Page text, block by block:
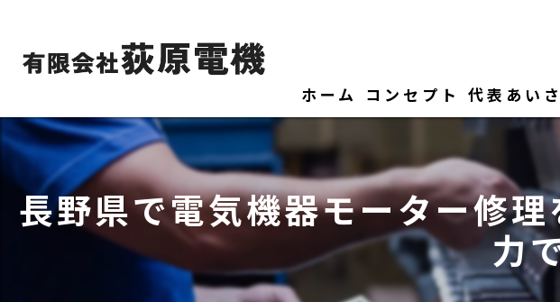
ホーム コンセプト 代表あい
長野県で電気機器モーター修
力